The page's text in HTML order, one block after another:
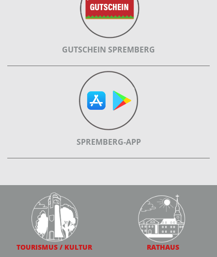
GUTSCHEIN SPREMBERG
SPREMBERG-APP
TOURISMUS / KULTUR RATHAUS